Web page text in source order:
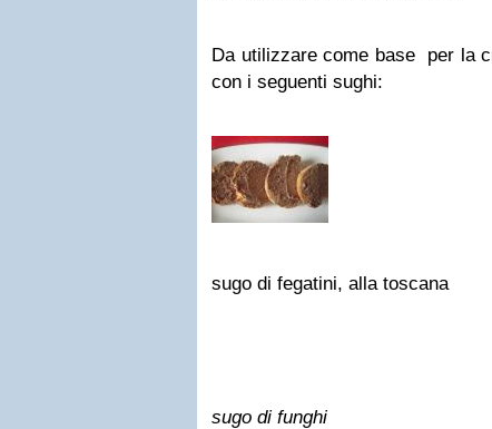
Da utilizzare come base per la
con i seguenti sughi:
sugo di fegatini, alla toscana
sugo di funghi